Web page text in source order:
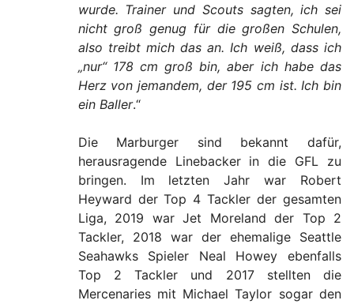
wurde. Trainer und Scouts sagten, ich sei
nicht groß genug für die großen Schulen,
also treibt mich das an. Ich weiß, dass ich
„nur“ 178 cm groß bin, aber ich habe das
Herz von jemandem, der 195 cm ist. Ich bin
ein Baller.“
Die Marburger sind bekannt dafür,
herausragende Linebacker in die GFL zu
bringen. Im letzten Jahr war Robert
Heyward der Top 4 Tackler der gesamten
Liga, 2019 war Jet Moreland der Top 2
Tackler, 2018 war der ehemalige Seattle
Seahawks Spieler Neal Howey ebenfalls
Top 2 Tackler und 2017 stellten die
Mercenaries mit Michael Taylor sogar den